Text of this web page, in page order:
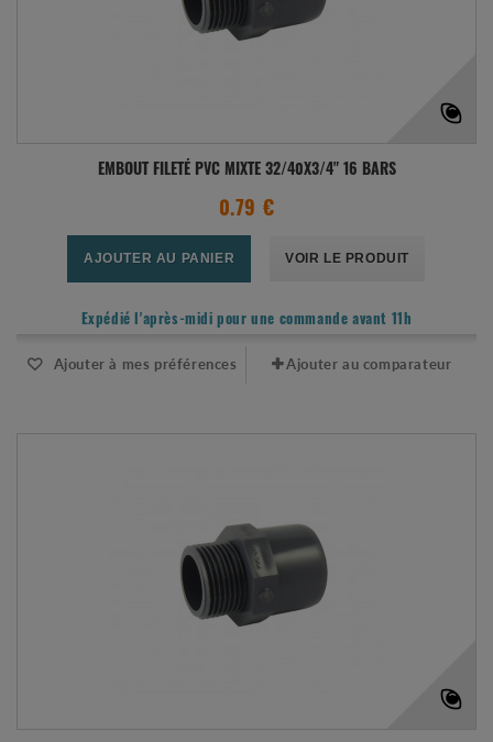
EMBOUT FILETÉ PVC MIXTE 32/40X3/4" 16 BARS
0.79 €
AJOUTER AU PANIER VOIR LE PRODUIT
Expédié l'après-midi pour une commande avant 11h
Ajouter à mes préférences Ajouter au comparateur